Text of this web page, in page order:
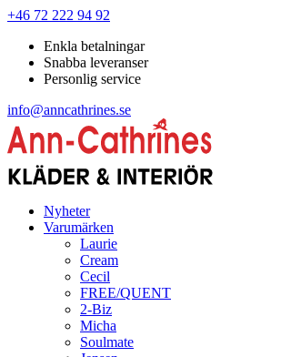
+46 72 222 94 92
Enkla betalningar
Snabba leveranser
Personlig service
info@anncathrines.se
Nyheter
Varumärken
Laurie
Cream
Cecil
FREE/QUENT
2-Biz
Micha
Soulmate